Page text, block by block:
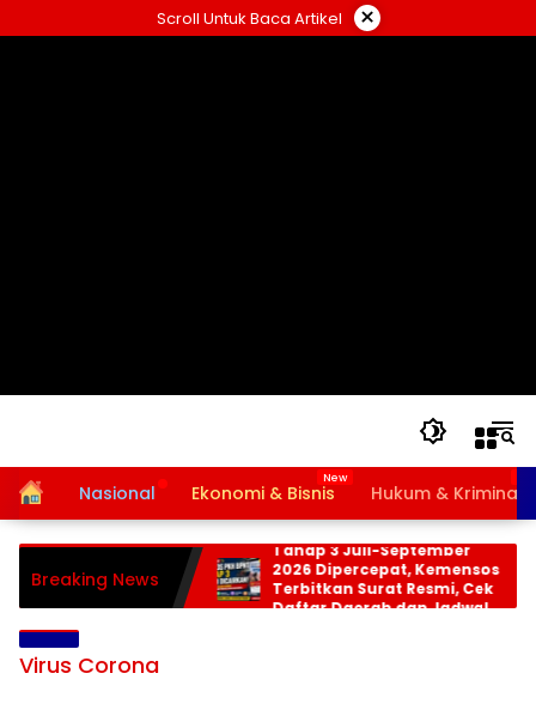
ke
Scroll Untuk Baca Artikel ×
HomeNasional Ekonomi & Bisnis Hukum & Kriminal
Breaking News
Bansos PKH dan BPNT
Tahap 3 Juli-September
2026 Dipercepat, Kemensos
Terbitkan Surat Resmi, Cek
Daftar Daerah dan Jadwal
Virus Corona